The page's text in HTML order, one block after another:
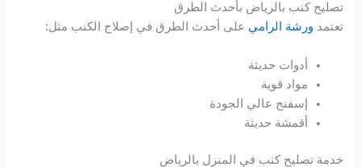
jojobet giriş
holiganbet
grandpashabet
تصليح كنب بالرياض بأحدث الطرق
تعتمد ورشة الرامي على أحدث الطرق في إصلاح الكنب مثل:
أدوات حديثة
مواد قوية
إسفنج عالي الجودة
أقمشة حديثة
خدمة تصليح كنب في المنزل بالرياض